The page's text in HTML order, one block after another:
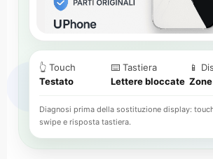
👆 Touch
Testato
⌨️ Tastiera
Lettere bloccate
📱
Diagnosi prima della sostituzione display:
swipe e risposta tastiera.